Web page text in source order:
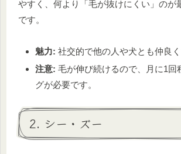
やすく、何より「毛が抜けにくい」のが
です。
魅力: 社交的で他の人や犬とも仲良く
注意: 毛が伸び続けるので、月に1回
グが必要です。
2. シー・ズー